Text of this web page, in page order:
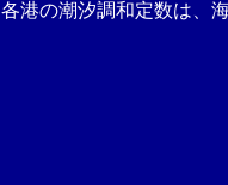
各港の潮汐調和定数は、